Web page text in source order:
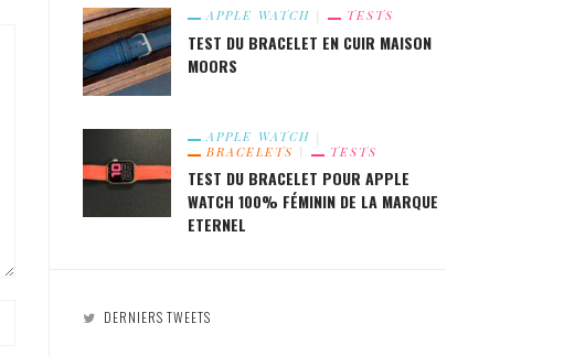
APPLE WATCH TESTS
TEST DU BRACELET EN CUIR MAISON
MOORS
APPLE WATCH
BRACELETS
TESTS
TEST DU BRACELET POUR APPLE
WATCH 100% FÉMININ DE LA MARQUE
ETERNEL
DERNIERS TWEETS